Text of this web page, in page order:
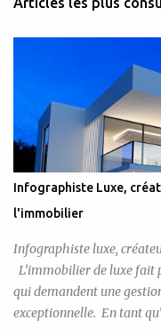
Infographiste Luxe,
l'immobilier
Infographiste luxe,
L’immobilier de luxe fait
qui demandent une
exceptionnelle. En tant